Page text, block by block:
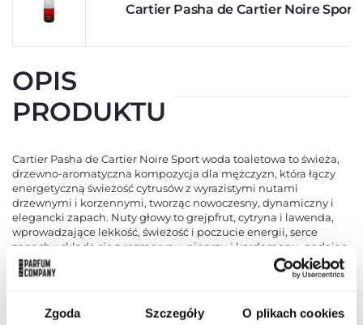
Zgoda Szczegóły O plikach cookies
Cartier Pasha de Cartier Noire Sport
OPIS
PRODUKTU
Cartier Pasha de Cartier Noire Sport woda toaletowa to świeża,
drzewno-aromatyczna kompozycja dla mężczyzn, która łączy
energetyczną świeżość cytrusów z wyrazistymi nutami
drzewnymi i korzennymi, tworząc nowoczesny, dynamiczny i
elegancki zapach. Nuty głowy to grejpfrut, cytryna i lawenda,
wprowadzające lekkość, świeżość i poczucie energii, serce
zapachu składa się z rozmarynu, pieprzu i kardamonu, nadając
kompozycji charakteru, intensywności i męskiej wyrazistości.
Baza opiera się na paczuli, wetywerii, piżmie i drzewie
otulające wykończenie. Całość tworzy harmonijną, nowoczesną
i luksusową kompozycję, idealną na co dzień, sportowe